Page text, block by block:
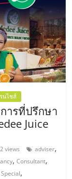
นไชส์
ารที่ปรึกษา
Juice
views adviser,
,Consultant,
Special,